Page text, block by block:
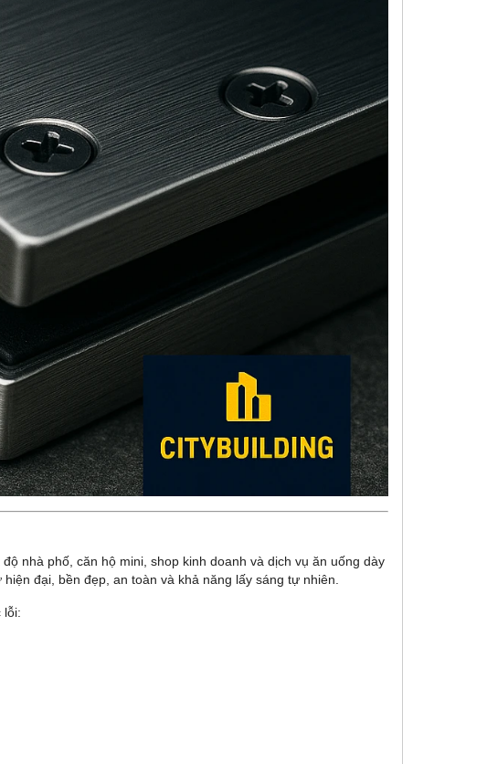
nhà phố, căn hộ mini, shop kinh doanh và dịch vụ ăn uống dày
hiện đại, bền đẹp, an toàn và khả năng lấy sáng tự nhiên.
lỗi: